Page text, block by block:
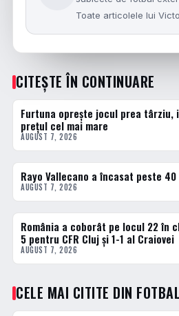
Toate articolele lui
CITEȘTE ÎN CONTINUARE
FOTBAL EXTERN
Furtuna oprește jocul prea
prețul cel mai mare
AUGUST 7, 2026
FOTBAL EXTERN
Rayo Vallecano a încasat peste
AUGUST 7, 2026
FOTBAL EXTERN
România a coborât pe locul 22 în
5 pentru CFR Cluj și 1-1 al Craiovei
AUGUST 7, 2026
CELE MAI CITITE DIN